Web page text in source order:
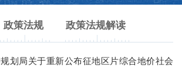
政策法规 政策法规解读
划局关于重新公布征地区片综合地价社会